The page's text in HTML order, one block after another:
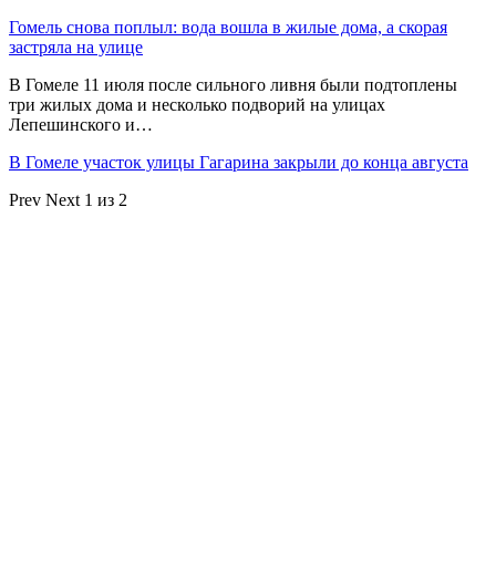
Гомель снова поплыл: вода вошла в жилые дома, а скорая
застряла на улице
В Гомеле 11 июля после сильного ливня были подтоплены
три жилых дома и несколько подворий на улицах
Лепешинского и…
В Гомеле участок улицы Гагарина закрыли до конца августа
Prev Next 1 из 2